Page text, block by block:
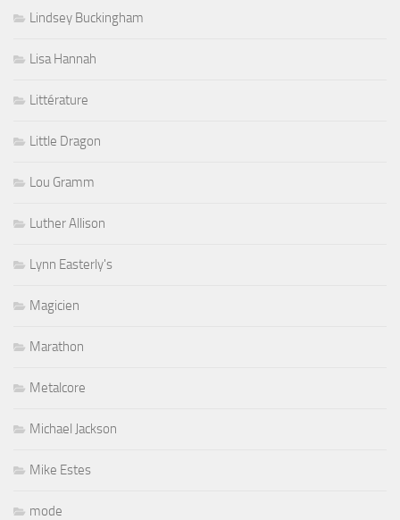
Lindsey Buckingham
Lisa Hannah
Littérature
Little Dragon
Lou Gramm
Luther Allison
Lynn Easterly's
Magicien
Marathon
Metalcore
Michael Jackson
Mike Estes
mode